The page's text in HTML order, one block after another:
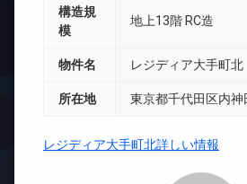
構造規
模
地上13階 RC造
物件名 レジディア大手町北
所在地 東京都千代田区内神
レジディア大手町北詳しい情報